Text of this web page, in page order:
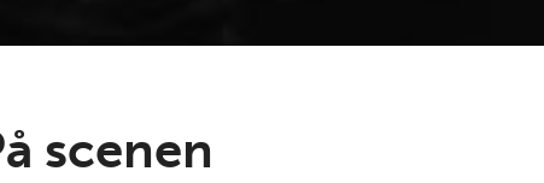
scenen